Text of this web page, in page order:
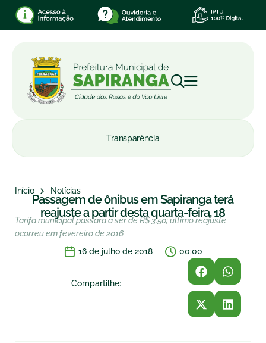
Transparência
Início Notícias
Passagem de ônibus em Sapiranga terá
reajuste a partir desta quarta-feira, 18
Tarifa municipal passará a ser de R$ 3,50; último reajuste
ocorreu em fevereiro de 2016
16 de julho de 2018
00:00
Compartilhe: